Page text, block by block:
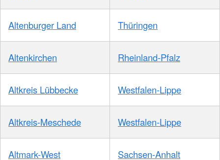
Altenburger Land Thüringen
Altenkirchen Rheinland-Pfalz
Altkreis Lübbecke Westfalen-Lippe
Altkreis-Meschede Westfalen-Lippe
Altmark-West Sachsen-Anhalt